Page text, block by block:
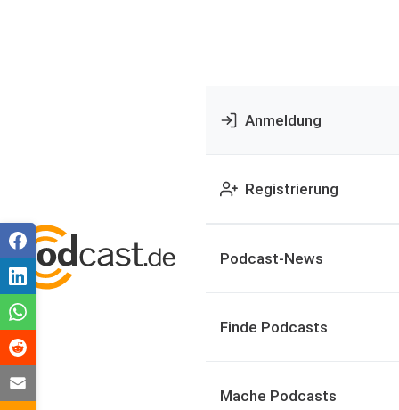
Anmeldung
Registrierung
Podcast-News
Finde Podcasts
Mache Podcasts